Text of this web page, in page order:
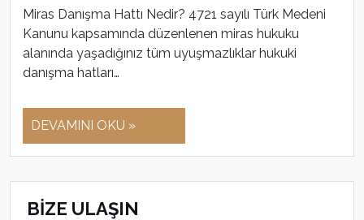
Miras Danışma Hattı Nedir? 4721 sayılı Türk Medeni
Kanunu kapsamında düzenlenen miras hukuku
alanında yaşadığınız tüm uyuşmazlıklar hukuki
danışma hatları…
DEVAMINI OKU »
BİZE ULAŞIN